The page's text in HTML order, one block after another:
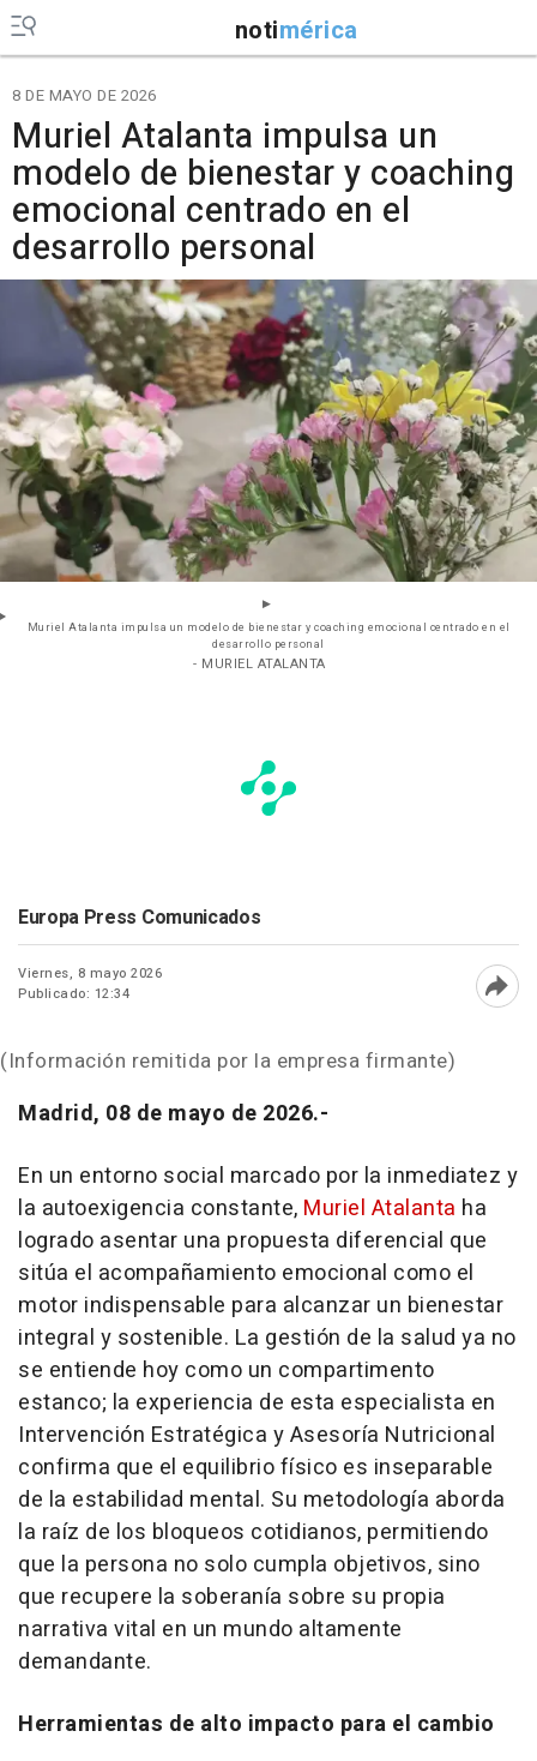
notimérica
8 DE MAYO DE 2026
Muriel Atalanta impulsa un
modelo de bienestar y coaching
emocional centrado en el
desarrollo personal
Muriel Atalanta impulsa un modelo de bienestar y coaching emocional centrado en el
desarrollo personal
- MURIEL ATALANTA
Europa Press Comunicados
Viernes, 8 mayo 2026
Publicado: 12:34
(Información remitida por la empresa firmante)
Madrid, 08 de mayo de 2026.-
En un entorno social marcado por la inmediatez y
la autoexigencia constante, Muriel Atalanta ha
logrado asentar una propuesta diferencial que
sitúa el acompañamiento emocional como el
motor indispensable para alcanzar un bienestar
integral y sostenible. La gestión de la salud ya no
se entiende hoy como un compartimento
estanco; la experiencia de esta especialista en
Intervención Estratégica y Asesoría Nutricional
confirma que el equilibrio físico es inseparable
de la estabilidad mental. Su metodología aborda
la raíz de los bloqueos cotidianos, permitiendo
que la persona no solo cumpla objetivos, sino
que recupere la soberanía sobre su propia
narrativa vital en un mundo altamente
demandante.
Herramientas de alto impacto para el cambio